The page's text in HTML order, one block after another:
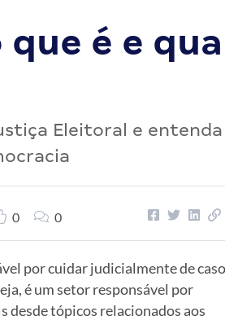
é e
Eleitoral e entenda
0 0
por cuidar judicialmente de
é um setor responsável por
tópicos relacionados aos